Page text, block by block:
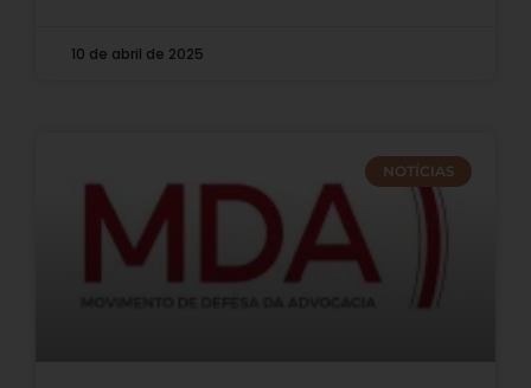
10 de abril de 2025
NOTÍCIAS